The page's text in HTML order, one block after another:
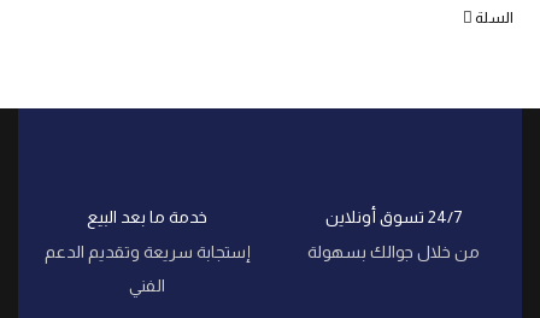
السلة
24/7 تسوق أونلاين
من خلال جوالك بسهولة
خدمة ما بعد البيع
إستجابة سريعة وتقديم الدعم
الفني